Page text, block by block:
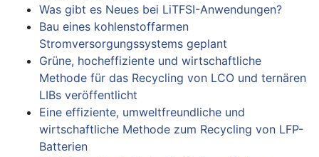
Was gibt es Neues bei LiTFSI-Anwendungen?
Bau eines kohlenstoffarmen
Stromversorgungssystems geplant
Grüne, hocheffiziente und wirtschaftliche
Methode für das Recycling von LCO und ternären
LIBs veröffentlicht
Eine effiziente, umweltfreundliche und
wirtschaftliche Methode zum Recycling von LFP-
Batterien